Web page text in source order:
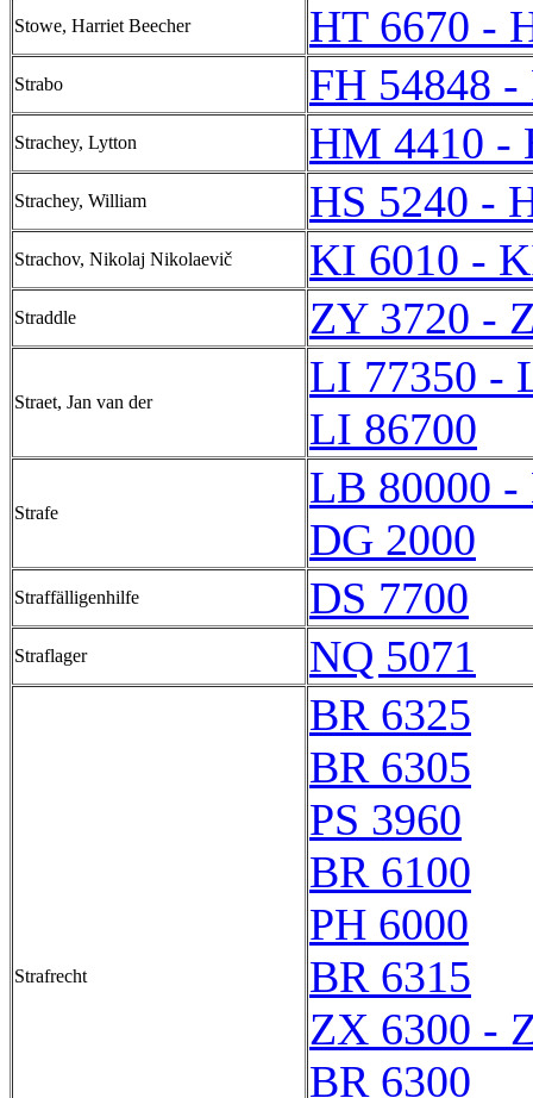
Stowe, Harriet Beecher HT 6670 -
Strabo FH 54848 -
Strachey, Lytton HM 4410 -
Strachey, William HS 5240 -
Strachov, Nikolaj Nikolaevič KI 6010 -
Straddle ZY 3720 -
Straet, Jan van der
LI 77350 -
LI 86700
Strafe
LB 80000 -
DG 2000
Straffälligenhilfe DS 7700
Straflager NQ 5071
Strafrecht
BR 6325
BR 6305
PS 3960
BR 6100
PH 6000
BR 6315
ZX 6300 -
BR 6300